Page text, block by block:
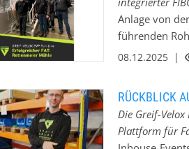
und
Abstriche bei
durchdachter
variable
Säcken pro
Anlage von
führenden
Gebinde -
Egalisierung –
08.12.2025 |
RÜCKBLICK
Die Greif-
Plattform für